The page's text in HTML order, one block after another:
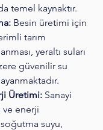
temel kaynaktır.
Besin üretimi için
tarım
yeraltı suları
güvenilir su
Üretimi: Sanayi
enerji
suyu,